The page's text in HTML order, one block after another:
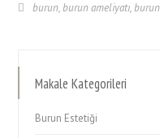
burun,burun ameliyatı,
Makale Kategorileri
Burun Estetiği